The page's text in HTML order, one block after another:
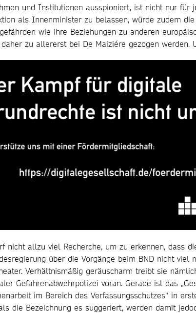
und Institutionen ausspioniert, ist nicht nur für
als Innenminister zu belassen, würde zudem
wie ihre Beziehungen zu anderen
zu allererst bei De Maiziére gezogen werden.
nicht allzu viel Recherche, um zu erkennen, dass
über die Vorgänge beim BND nicht
Verhältnismäßig geräuscharm treibt sie
Gefahrenabwehrpolizei voran. Gerade ist das
im Bereich des Verfassungsschutzes“ in
die Bezeichnung es suggeriert, werden damit